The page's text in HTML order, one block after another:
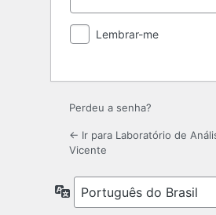
Lembrar-me
Perdeu a senha?
← Ir para Laboratório de
Vicente
Idioma